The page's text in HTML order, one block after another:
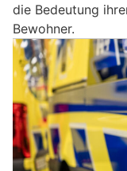
die Bedeutung
Bewohner.